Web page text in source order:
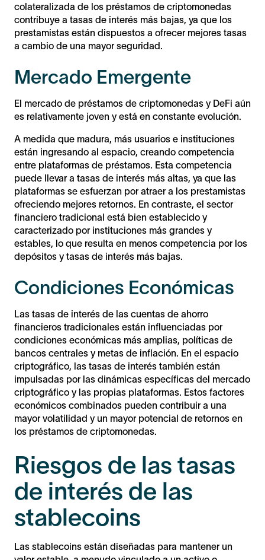
colateralizada de los préstamos de criptomonedas
contribuye a tasas de interés más bajas, ya que los
prestamistas están dispuestos a ofrecer mejores tasas
a cambio de una mayor seguridad.
Mercado Emergente
El mercado de préstamos de criptomonedas y DeFi aún
es relativamente joven y está en constante evolución.
A medida que madura, más usuarios e instituciones
están ingresando al espacio, creando competencia
entre plataformas de préstamos. Esta competencia
puede llevar a tasas de interés más altas, ya que las
plataformas se esfuerzan por atraer a los prestamistas
ofreciendo mejores retornos. En contraste, el sector
financiero tradicional está bien establecido y
caracterizado por instituciones más grandes y
estables, lo que resulta en menos competencia por los
depósitos y tasas de interés más bajas.
Condiciones Económicas
Las tasas de interés de las cuentas de ahorro
financieros tradicionales están influenciadas por
condiciones económicas más amplias, políticas de
bancos centrales y metas de inflación. En el espacio
criptográfico, las tasas de interés también están
impulsadas por las dinámicas específicas del mercado
criptográfico y las propias plataformas. Estos factores
económicos combinados pueden contribuir a una
mayor volatilidad y un mayor potencial de retornos en
los préstamos de criptomonedas.
Riesgos de las tasas
de interés de las
stablecoins
Las stablecoins están diseñadas para mantener un